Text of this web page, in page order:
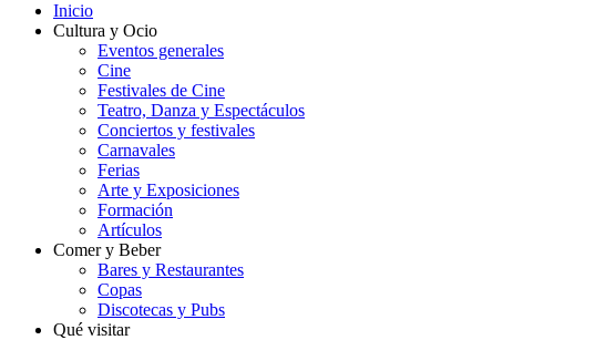
Inicio
Cultura y Ocio
Eventos generales
Cine
Festivales de Cine
Teatro, Danza y Espectáculos
Conciertos y festivales
Carnavales
Ferias
Arte y Exposiciones
Formación
Artículos
Comer y Beber
Bares y Restaurantes
Copas
Discotecas y Pubs
Qué visitar